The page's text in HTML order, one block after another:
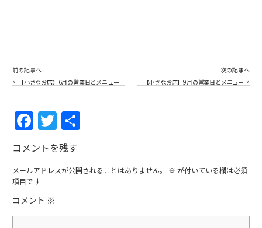
前の記事へ
«
【小さなお店】6月の営業日とメニュー
次の記事へ
【小さなお店】9月の営業日とメニュー »
F
a
c
e
b
o
T
w
itt
er
コメントを残す
メールアドレスが公開されることはありません。 ※ が付いている欄は必須
項目です
コメント ※